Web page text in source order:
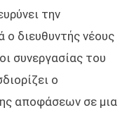
την
ο διευθυντής νέους
συνεργασίας του
ο
αποφάσεων σε μια